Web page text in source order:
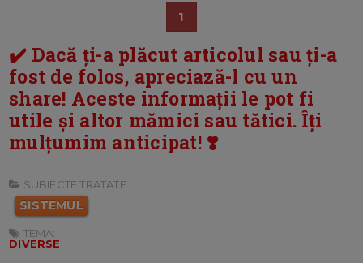
1
✔️ Dacă ți-a plăcut articolul sau ți-a
fost de folos, apreciază-l cu un
share! Aceste informații le pot fi
utile și altor mămici sau tătici. Îți
mulțumim anticipat! ❣️
SUBIECTE TRATATE:
SISTEMUL
TEMA:
DIVERSE